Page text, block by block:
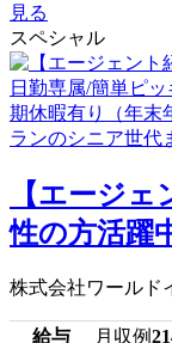
見る
スペシャル
【エージェ
性の方活躍
株式会社ワールド
給与 月収例